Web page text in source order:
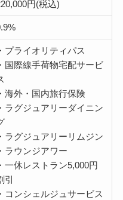
円(税込)
・プライオリティパス
・国際線手荷物宅配サービ
・海外・国内旅行保険
・ラグジュアリーダイニン
・ラグジュアリーリムジン
・ラウンジアワー
・一休レストラン5,000円
引
・コンシェルジュサービス